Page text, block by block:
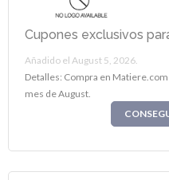
Cupones exclusivos
Añadido el August 5, 2026.
Detalles: Compra en
mes de August.